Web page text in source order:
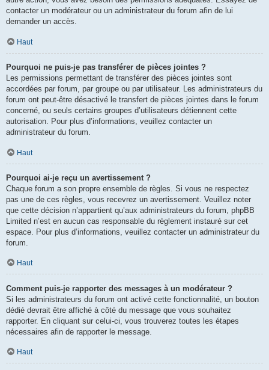
contacter un modérateur ou un administrateur du forum afin de lui
demander un accès.
Haut
Pourquoi ne puis-je pas transférer de pièces jointes ?
Les permissions permettant de transférer des pièces jointes sont
accordées par forum, par groupe ou par utilisateur. Les administrateurs du
forum ont peut-être désactivé le transfert de pièces jointes dans le forum
concerné, ou seuls certains groupes d’utilisateurs détiennent cette
autorisation. Pour plus d’informations, veuillez contacter un
administrateur du forum.
Haut
Pourquoi ai-je reçu un avertissement ?
Chaque forum a son propre ensemble de règles. Si vous ne respectez
pas une de ces règles, vous recevrez un avertissement. Veuillez noter
que cette décision n’appartient qu’aux administrateurs du forum, phpBB
Limited n’est en aucun cas responsable du règlement instauré sur cet
espace. Pour plus d’informations, veuillez contacter un administrateur du
forum.
Haut
Comment puis-je rapporter des messages à un modérateur ?
Si les administrateurs du forum ont activé cette fonctionnalité, un bouton
dédié devrait être affiché à côté du message que vous souhaitez
rapporter. En cliquant sur celui-ci, vous trouverez toutes les étapes
nécessaires afin de rapporter le message.
Haut